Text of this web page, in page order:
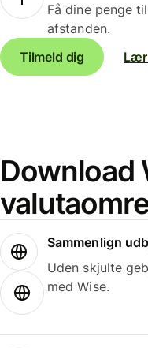
Få dine penge
afstanden.
Tilmeld dig
Lær
Download
Sammenlign
Uden skjulte
med Wise.